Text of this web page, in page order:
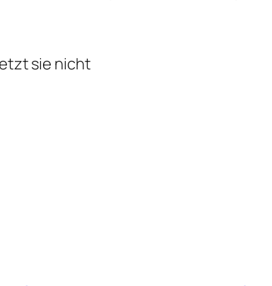
sie nicht